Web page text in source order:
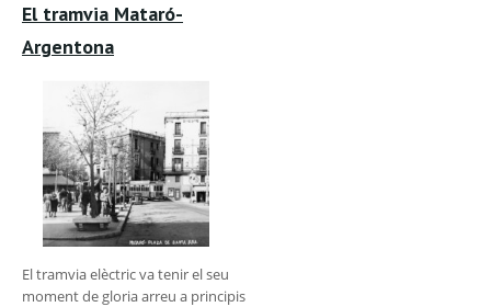
El tramvia Mataró-
Argentona
El tramvia elèctric va tenir el seu
moment de gloria arreu a principis